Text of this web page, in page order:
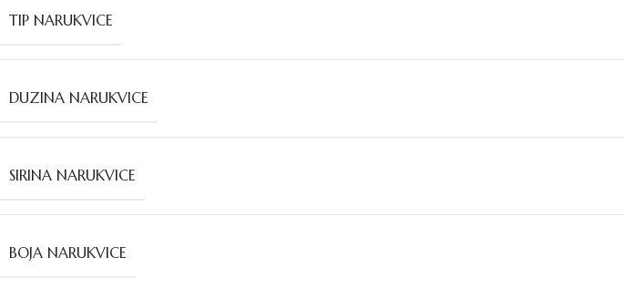
TIP NARUKVICE
DUZINA NARUKVICE
SIRINA NARUKVICE
BOJA NARUKVICE